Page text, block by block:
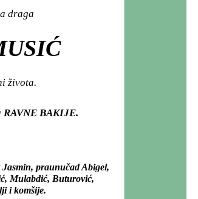
draga
života.
RAVNE BAKIJE.
praunučad Abigel,
Mulabdić, Buturović,
i komšije.